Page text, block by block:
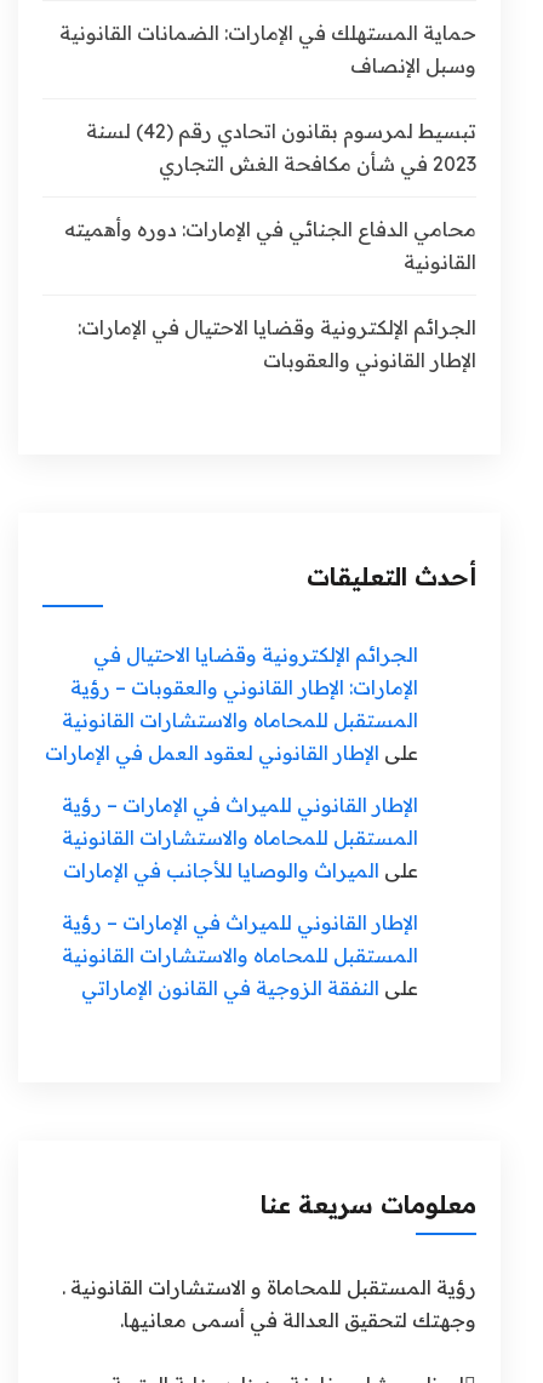
حماية المستهلك في الإمارات: الضمانات القانونية
وسبل الإنصاف
تبسيط لمرسوم بقانون اتحادي رقم (42) لسنة
2023 في شأن مكافحة الغش التجاري
محامي الدفاع الجنائي في الإمارات: دوره وأهميته
القانونية
الجرائم الإلكترونية وقضايا الاحتيال في الإمارات:
الإطار القانوني والعقوبات
أحدث التعليقات
الجرائم الإلكترونية وقضايا الاحتيال في
الإمارات: الإطار القانوني والعقوبات – رؤية
المستقبل للمحاماه والاستشارات القانونية
على الإطار القانوني لعقود العمل في الإمارات
الإطار القانوني للميراث في الإمارات – رؤية
المستقبل للمحاماه والاستشارات القانونية
على الميراث والوصايا للأجانب في الإمارات
الإطار القانوني للميراث في الإمارات – رؤية
المستقبل للمحاماه والاستشارات القانونية
على النفقة الزوجية في القانون الإماراتي
معلومات سريعة عنا
رؤية المستقبل للمحاماة و الاستشارات القانونية .
وجهتك لتحقيق العدالة في أسمى معانيها.